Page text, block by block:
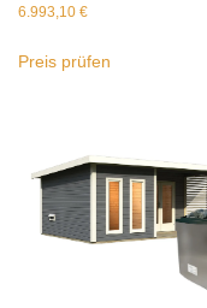
6.993,10 €
Preis prüfen